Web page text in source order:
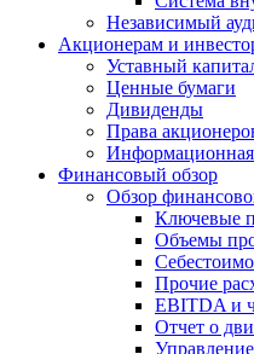
Независимый
Акционерам и
Уставный
Ценные бумаги
Дивиденды
Права
Информационная
Финансовый обзор
Обзор
Ключевые
Объемы
Прочие
EBITDA и
Отчет о